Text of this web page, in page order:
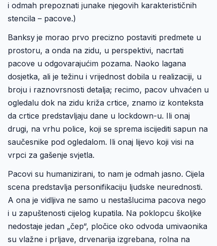
i odmah prepoznati junake njegovih karakterističnih
stencila – pacove.)
Banksy je morao prvo precizno postaviti predmete u
prostoru, a onda na zidu, u perspektivi, nacrtati
pacove u odgovarajućim pozama. Naoko lagana
dosjetka, ali je težinu i vrijednost dobila u realizaciji, u
broju i raznovrsnosti detalja; recimo, pacov uhvaćen u
ogledalu dok na zidu križa crtice, znamo iz konteksta
da crtice predstavljaju dane u lockdown-u. Ili onaj
drugi, na vrhu police, koji se sprema iscijediti sapun na
saučesnike pod ogledalom. Ili onaj lijevo koji visi na
vrpci za gašenje svjetla.
Pacovi su humanizirani, to nam je odmah jasno. Cijela
scena predstavlja personifikaciju ljudske neurednosti.
A ona je vidljiva ne samo u nestašlucima pacova nego
i u zapuštenosti cijelog kupatila. Na poklopcu školjke
nedostaje jedan „čep“, pločice oko odvoda umivaonika
su vlažne i prljave, drvenarija izgrebana, rolna na